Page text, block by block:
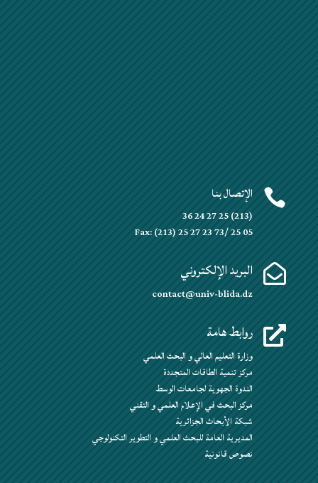
 الإتصال بنا
(213) 25 27 24 36
Fax: (213) 25 27 23 73/ 25 05
 البريد الإلكتروني
contact@univ-blida.dz
 روابط هامة
وزارة التعليم العالي و البحث العلمي
مركز تنمية الطاقات المتجددة
الندوة الجهوية لجامعات الوسط
مركز البحث في الإعلام العلمي و التقني
شبكة الأبحاث الجزائرية
المديرية العامة للبحث العلمي و التطوير التكنولوجي
نصوص قانونية